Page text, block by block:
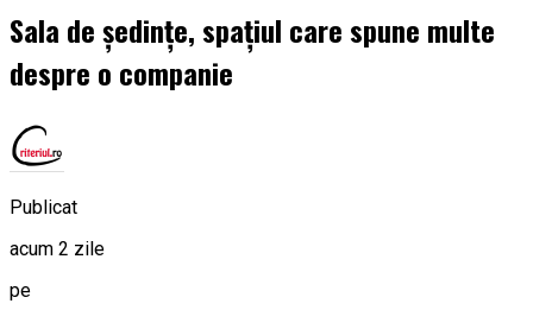
Sala de ședințe, spațiul care spune multe
despre o companie
Publicat
acum 2 zile
pe